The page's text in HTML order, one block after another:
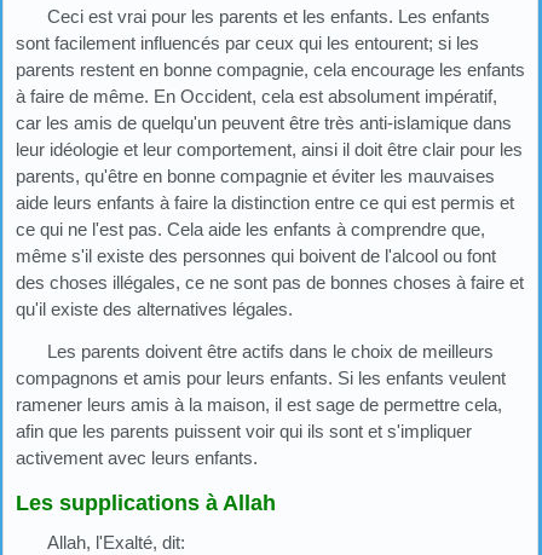
Ceci est vrai pour les parents et les enfants. Les enfants
sont facilement influencés par ceux qui les entourent; si les
parents restent en bonne compagnie, cela encourage les enfants
à faire de même. En Occident, cela est absolument impératif,
car les amis de quelqu'un peuvent être très anti-islamique dans
leur idéologie et leur comportement, ainsi il doit être clair pour les
parents, qu'être en bonne compagnie et éviter les mauvaises
aide leurs enfants à faire la distinction entre ce qui est permis et
ce qui ne l'est pas. Cela aide les enfants à comprendre que,
même s'il existe des personnes qui boivent de l'alcool ou font
des choses illégales, ce ne sont pas de bonnes choses à faire et
qu'il existe des alternatives légales.
Les parents doivent être actifs dans le choix de meilleurs
compagnons et amis pour leurs enfants. Si les enfants veulent
ramener leurs amis à la maison, il est sage de permettre cela,
afin que les parents puissent voir qui ils sont et s'impliquer
activement avec leurs enfants.
Les supplications à Allah
Allah, l'Exalté, dit: